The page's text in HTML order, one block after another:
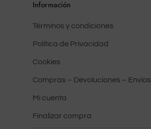
Información
Términos y condiciones
Política de Privacidad
Cookies
Compras – Devoluciones – Envíos
Mi cuenta
Finalizar compra